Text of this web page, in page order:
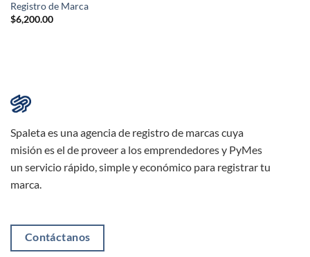
Registro de Marca
$6,200.00
Spaleta es una agencia de registro de marcas cuya
misión es el de proveer a los emprendedores y PyMes
un servicio rápido, simple y económico para registrar tu
marca.
Contáctanos